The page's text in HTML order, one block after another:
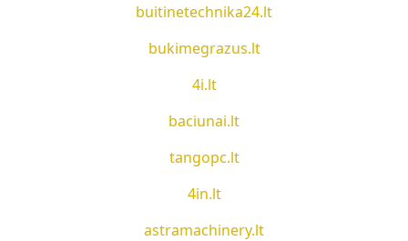
buitinetechnika24.lt
bukimegrazus.lt
4i.lt
baciunai.lt
tangopc.lt
4in.lt
astramachinery.lt